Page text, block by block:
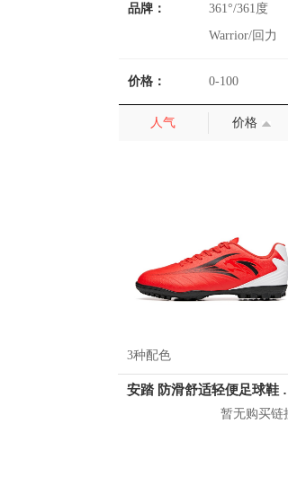
品牌： 361°/361度
Warrior/回力
价格： 0-100
人气 价格
3种配色
安踏 防
暂无购买链